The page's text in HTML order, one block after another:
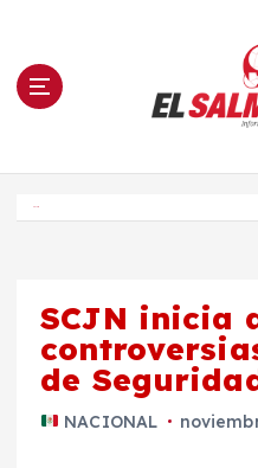
n El
SCJN inicia
de
NACIONAL